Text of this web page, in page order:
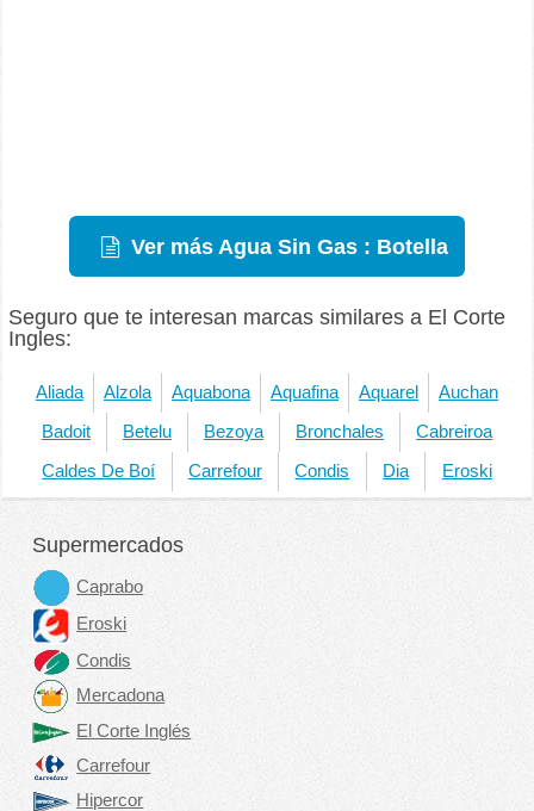
Ver más Agua Sin Gas : Botella
Seguro que te interesan marcas similares a El Corte
Ingles:
Aliada Alzola Aquabona Aquafina Aquarel Auchan
Badoit Betelu Bezoya Bronchales Cabreiroa
Caldes De Boí Carrefour Condis Dia Eroski
Supermercados
Caprabo
Eroski
Condis
Mercadona
El Corte Inglés
Carrefour
Hipercor